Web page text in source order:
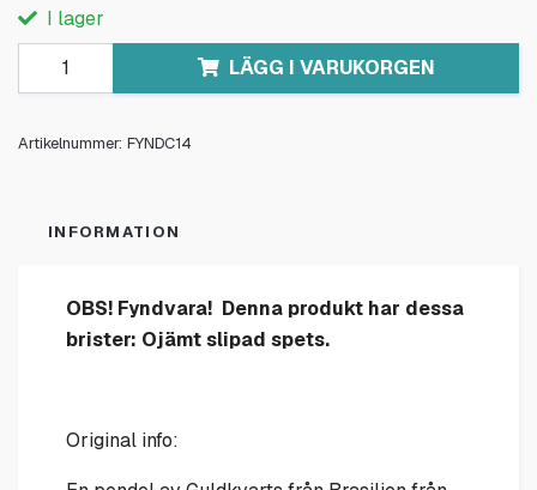
I lager
LÄGG I VARUKORGEN
Artikelnummer: FYNDC14
INFORMATION
OBS! Fyndvara! Denna produkt har dessa
brister: Ojämt slipad spets.
Original info: